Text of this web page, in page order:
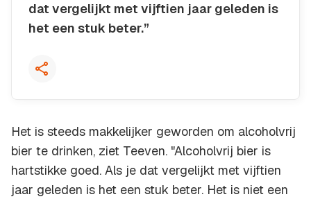
dat vergelijkt met vijftien jaar geleden is
het een stuk beter.”
Kopieer quote
Het is steeds makkelijker geworden om alcoholvrij
bier te drinken, ziet Teeven. "Alcoholvrij bier is
hartstikke goed. Als je dat vergelijkt met vijftien
jaar geleden is het een stuk beter. Het is niet een